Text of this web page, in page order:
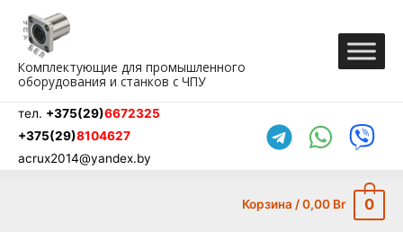
содержимому
Комплектующие для промышленного
оборудования и станков с ЧПУ
тел. +375(29)6672325
+375(29)8104627
acrux2014@yandex.by
Корзина /0,00 Br 0